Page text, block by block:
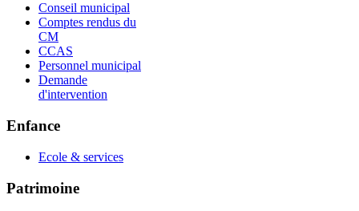
Conseil municipal
Comptes rendus du
CM
CCAS
Personnel municipal
Demande
d'intervention
Enfance
Ecole & services
Patrimoine